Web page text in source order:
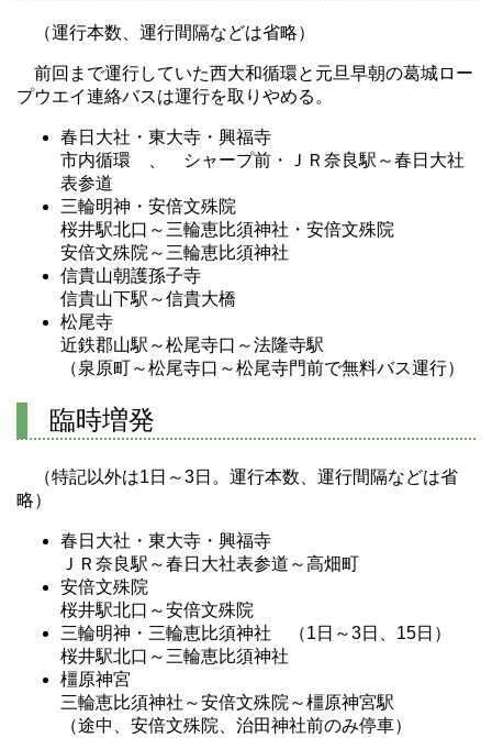
（運行本数、運行間隔などは省略）
前回まで運行していた西大和循環と元旦早朝の葛城ロー
プウエイ連絡バスは運行を取りやめる。
春日大社・東大寺・興福寺
市内循環 、 シャープ前・ＪＲ奈良駅～春日大社
表参道
三輪明神・安倍文殊院
桜井駅北口～三輪恵比須神社・安倍文殊院
安倍文殊院～三輪恵比須神社
信貴山朝護孫子寺
信貴山下駅～信貴大橋
松尾寺
近鉄郡山駅～松尾寺口～法隆寺駅
（泉原町～松尾寺口～松尾寺門前で無料バス運行）
臨時増発
（特記以外は1日～3日。運行本数、運行間隔などは省
略）
春日大社・東大寺・興福寺
ＪＲ奈良駅～春日大社表参道～高畑町
安倍文殊院
桜井駅北口～安倍文殊院
三輪明神・三輪恵比須神社 （1日～3日、15日）
桜井駅北口～三輪恵比須神社
橿原神宮
三輪恵比須神社～安倍文殊院～橿原神宮駅
（途中、安倍文殊院、治田神社前のみ停車）